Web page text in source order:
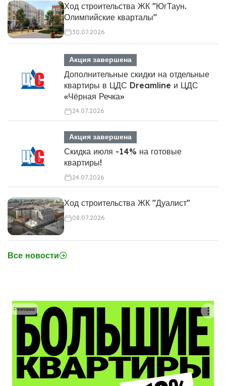
Ход строительства ЖК "ЮгТаун.
Олимпийские кварталы"
30.07.2026
Акция завершена
Дополнительные скидки на отдельные
квартиры в ЦДС Dreamline и ЦДС
«Чёрная Речка»
24.07.2026
Акция завершена
Скидка июля -14% на готовые
квартиры!
24.07.2026
Ход строительства ЖК "Дуалист"
08.07.2026
Все новости
Реклама